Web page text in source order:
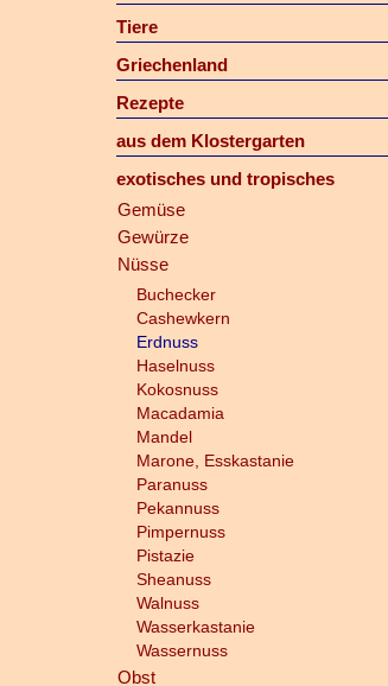
Tiere
Griechenland
Rezepte
aus dem Klostergarten
exotisches und tropisches
Gemüse
Gewürze
Nüsse
Buchecker
Cashewkern
Erdnuss
Haselnuss
Kokosnuss
Macadamia
Mandel
Marone, Esskastanie
Paranuss
Pekannuss
Pimpernuss
Pistazie
Sheanuss
Walnuss
Wasserkastanie
Wassernuss
Obst